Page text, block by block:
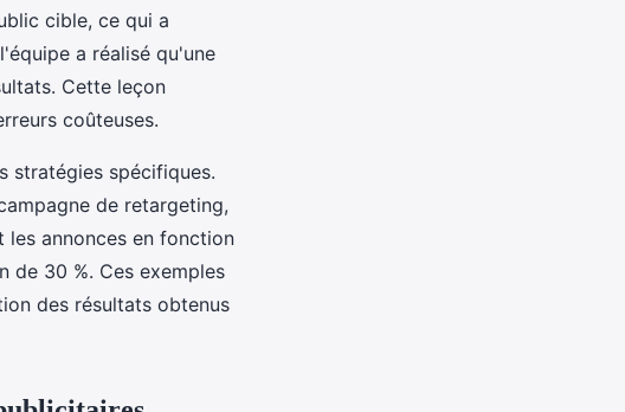
cible, ce qui a
a réalisé qu'une
Cette leçon
coûteuses.
stratégies spécifiques.
de retargeting,
les annonces en fonction
de 30 %. Ces exemples
des résultats obtenus